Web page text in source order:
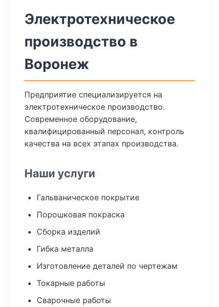
Электротехническое
производство в
Воронеж
Предприятие специализируется на
электротехническое производство.
Современное оборудование,
квалифицированный персонал, контроль
качества на всех этапах производства.
Наши услуги
Гальваническое покрытие
Порошковая покраска
Сборка изделий
Гибка металла
Изготовление деталей по чертежам
Токарные работы
Сварочные работы